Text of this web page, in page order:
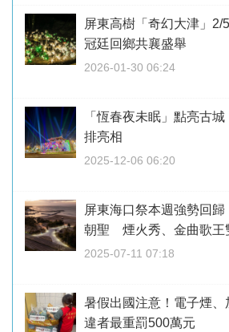
屏東高樹「奇幻大津」
冠廷回鄉共襄盛舉
2026-01-30 06:24
「恆春夜未眠」點亮古
排亮相
2025-12-06 06:20
屏東海口祭本週強勢回歸
朝聖 煙火秀、金曲歌王
2025-07-11 07:18
暑假出國注意！電子煙
違者最重罰500萬元